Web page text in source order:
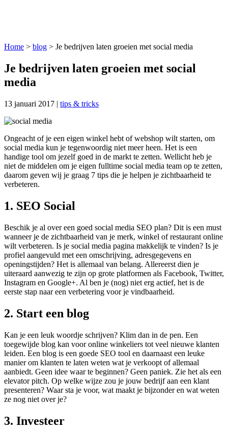
Home > blog > Je bedrijven laten groeien met social media
Je bedrijven laten groeien met social
media
13 januari 2017 | tips & tricks
Ongeacht of je een eigen winkel hebt of webshop wilt starten, om
social media kun je tegenwoordig niet meer heen. Het is een
handige tool om jezelf goed in de markt te zetten. Wellicht heb je
niet de middelen om je eigen fulltime social media team op te zetten,
daarom geven wij je graag 7 tips die je helpen je zichtbaarheid te
verbeteren.
1. SEO Social
Beschik je al over een goed social media SEO plan? Dit is een must
wanneer je de zichtbaarheid van je merk, winkel of restaurant online
wilt verbeteren. Is je social media pagina makkelijk te vinden? Is je
profiel aangevuld met een omschrijving, adresgegevens en
openingstijden? Het is allemaal van belang. Allereerst dien je
uiteraard aanwezig te zijn op grote platformen als Facebook, Twitter,
Instagram en Google+. Al ben je (nog) niet erg actief, het is de
eerste stap naar een verbetering voor je vindbaarheid.
2. Start een blog
Kan je een leuk woordje schrijven? Klim dan in de pen. Een
toegewijde blog kan voor online winkeliers tot veel nieuwe klanten
leiden. Een blog is een goede SEO tool en daarnaast een leuke
manier om klanten te laten weten wat je verkoopt of allemaal
aanbiedt. Geen idee waar te beginnen? Geen paniek. Zie het als een
elevator pitch. Op welke wijze zou je jouw bedrijf aan een klant
presenteren? Waar sta je voor, wat maakt je bijzonder en wat weten
ze nog niet over je?
3. Investeer